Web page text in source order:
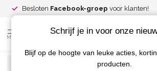
Besloten Facebook-groep voor klanten!
MENU
Schrijf je in voor onze
Blijf op de hoogte van leuke acties,
producten.